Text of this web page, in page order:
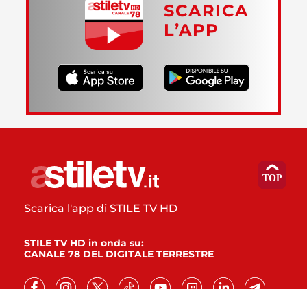
SCARICA
L’APP
Scarica l'app di STILE TV HD
STILE TV HD in onda su:
CANALE 78 DEL DIGITALE TERRESTRE